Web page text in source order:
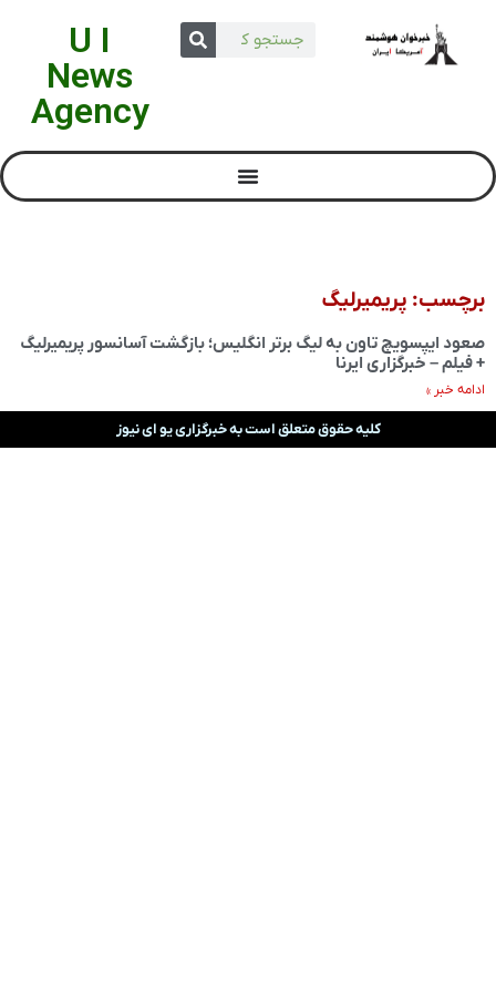
U I
News
Agency
برچسب: پریمیرلیگ
صعود ایپسویچ تاون به لیگ برتر انگلیس؛ بازگشت آسانسور پریمیرلیگ
+ فیلم – خبرگزاری ایرنا
ادامه خبر »
کلیه حقوق متعلق است به خبرگزاری یو ای نیوز